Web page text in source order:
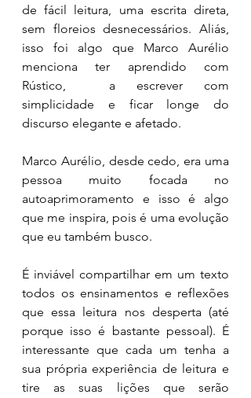
de fácil leitura, uma escrita direta,
sem floreios desnecessários. Aliás,
isso foi algo que Marco Aurélio
menciona ter aprendido com
Rústico,  a escrever com
simplicidade e ficar longe do
discurso elegante e afetado.
Marco Aurélio, desde cedo, era uma
pessoa muito focada no
autoaprimoramento e isso é algo
que me inspira, pois é uma evolução
que eu também busco.
É inviável compartilhar em um texto
todos os ensinamentos e reflexões
que essa leitura nos desperta (até
porque isso é bastante pessoal). É
interessante que cada um tenha a
sua própria experiência de leitura e
tire as suas lições que serão